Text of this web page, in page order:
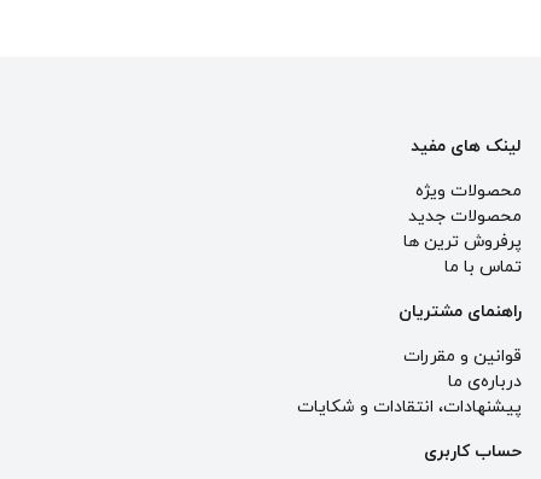
لینک های مفید
محصولات ویژه
محصولات جدید
پرفروش ترین‌ ها
تماس با ما
راهنمای مشتریان
قوانین و مقررات
درباره‌ی ما
پيشنهادات، انتقادات و شكايات
حساب کاربری